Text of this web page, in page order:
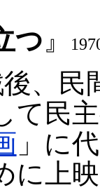
つ 』
、民
て民
」に
に上